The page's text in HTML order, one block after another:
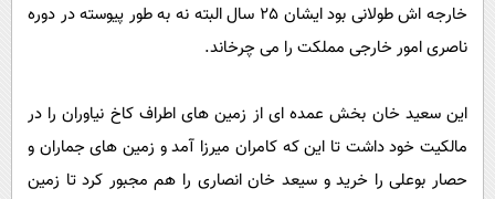
خارجه اش طولانی بود ایشان 25 سال البته نه به طور پیوسته در دوره
ناصری امور خارجی مملکت را می چرخاند.
این سعید خان بخش عمده ای از زمین های اطراف کاخ نیاوران را در
مالکیت خود داشت تا این که کامران میرزا آمد و زمین های جماران و
حصار بوعلی را خرید و سیعد خان انصاری را هم مجبور کرد تا زمین